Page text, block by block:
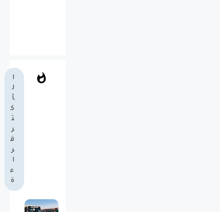
ا
ل
أ
ك
ث
ر
ق
ر
ا
ء
ة